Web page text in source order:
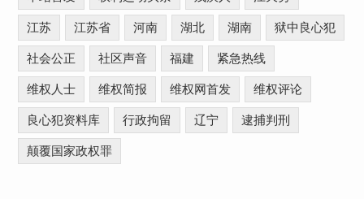
江苏 江苏省 河南 湖北 湖南 狱中良心犯
社会公正 社区声音 福建 紧急热线
维权人士 维权简报 维权网首发 维权评论
良心犯资料库 行政拘留 辽宁 逮捕判刑
颠覆国家政权罪